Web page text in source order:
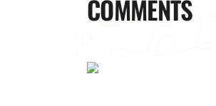
COMMENTS